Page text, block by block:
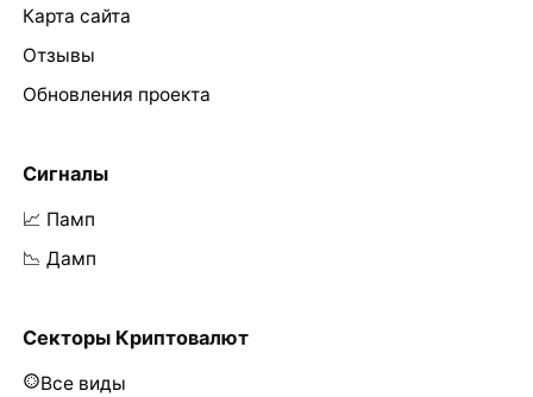
Карта сайта
Отзывы
Обновления проекта
Сигналы
📈 Памп
📉 Дамп
Секторы Криптовалют
Все виды